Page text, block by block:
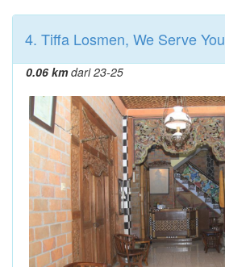
4. Tiffa Losmen, We Serve You
0.06 kmdari 23-25